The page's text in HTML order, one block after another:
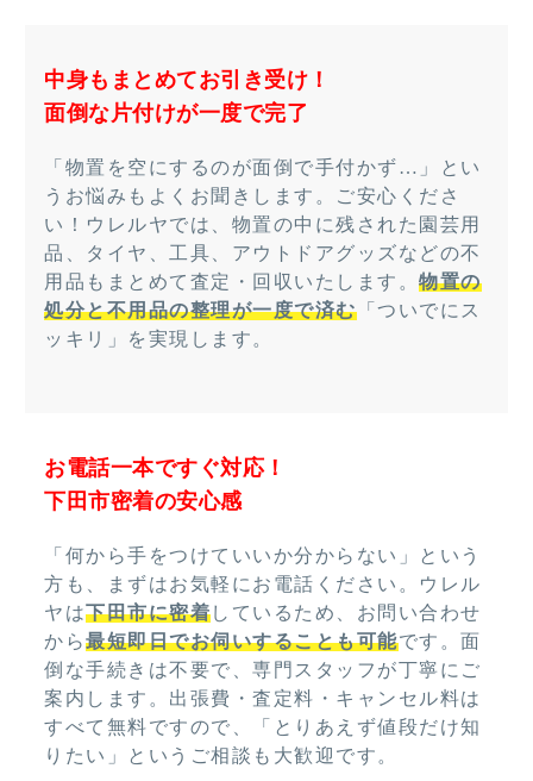
中身もまとめてお引き受け！
面倒な片付けが一度で完了
「物置を空にするのが面倒で手付かず…」とい
うお悩みもよくお聞きします。ご安心くださ
い！ウレルヤでは、物置の中に残された園芸用
品、タイヤ、工具、アウトドアグッズなどの不
用品もまとめて査定・回収いたします。 物置の
処分と不用品の整理が一度で済む「ついでにス
ッキリ」を実現します。
お電話一本ですぐ対応！
下田市密着の安心感
「何から手をつけていいか分からない」という
方も、まずはお気軽にお電話ください。ウレル
ヤは下田市に密着しているため、お問い合わせ
から最短即日でお伺いすることも可能です。面
倒な手続きは不要で、専門スタッフが丁寧にご
案内します。出張費・査定料・キャンセル料は
すべて無料ですので、「とりあえず値段だけ知
りたい」というご相談も大歓迎です。